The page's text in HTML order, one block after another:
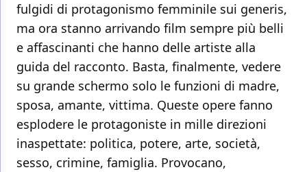
fulgidi di protagonismo femminile sui generis,
ma ora stanno arrivando film sempre più belli
e affascinanti che hanno delle artiste alla
guida del racconto. Basta, finalmente, vedere
su grande schermo solo le funzioni di madre,
sposa, amante, vittima. Queste opere fanno
esplodere le protagoniste in mille direzioni
inaspettate: politica, potere, arte, società,
sesso, crimine, famiglia. Provocano,